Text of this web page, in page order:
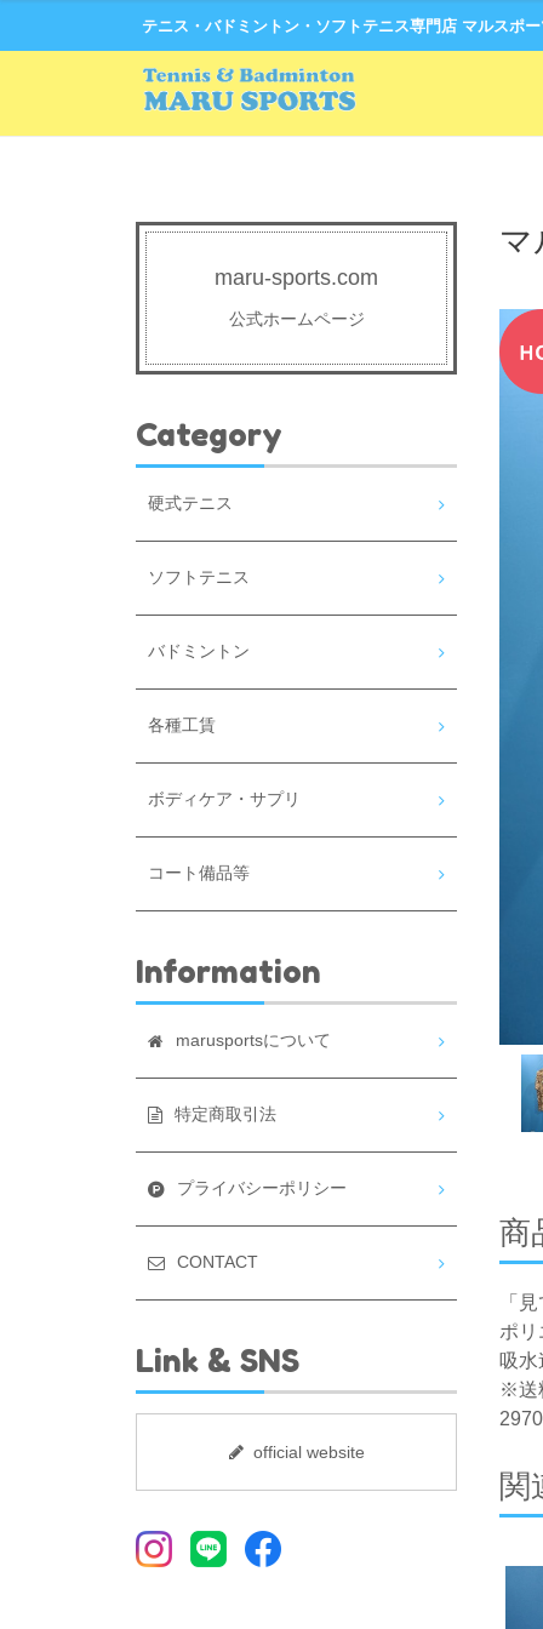
テニス・バドミントン・ソフトテニス専門店 マルスポ
商
「
ポリ
吸
※送
関
maru-sports.com
公式ホームページ
Category
硬式テニス
ソフトテニス
バドミントン
各種工賃
ボディケア・サプリ
コート備品等
Information
marusportsについて
特定商取引法
プライバシーポリシー
CONTACT
Link & SNS
official website